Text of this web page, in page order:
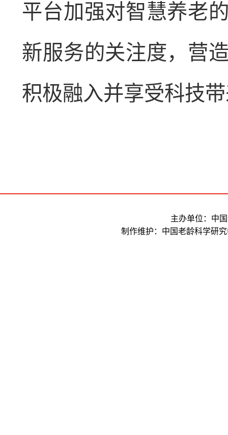
平台加强对智慧养老
新服务的关注度，营
积极融入并享受科技
主办单位：中
制作维护：中国老龄科学研